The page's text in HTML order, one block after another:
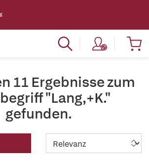
11 Ergebnisse zum
"Lang,+K."
gefunden.